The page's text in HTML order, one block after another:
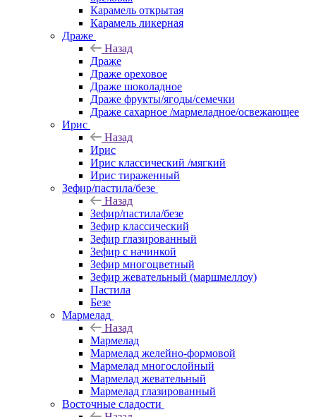
Карамель открытая
Карамель ликерная
Драже
Назад
Драже
Драже ореховое
Драже шоколадное
Драже фрукты/ягоды/семечки
Драже сахарное /мармеладное/освежающее
Ирис
Назад
Ирис
Ирис классический /мягкий
Ирис тираженный
Зефир/пастила/безе
Назад
Зефир/пастила/безе
Зефир классический
Зефир глазированный
Зефир с начинкой
Зефир многоцветный
Зефир жевательный (маршмеллоу)
Пастила
Безе
Мармелад
Назад
Мармелад
Мармелад желейно-формовой
Мармелад многослойный
Мармелад жевательный
Мармелад глазированный
Восточные сладости